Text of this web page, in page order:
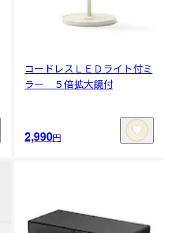
コードレスＬＥＤライト付ミ
ラー ５倍拡大鏡付
2,990円